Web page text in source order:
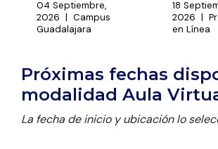
04 Septiembre,
2026 | Campus
Guadalajara
18
2026 |
en Línea
Próximas fechas
modalidad Aula
La fecha de inicio y ubicación lo